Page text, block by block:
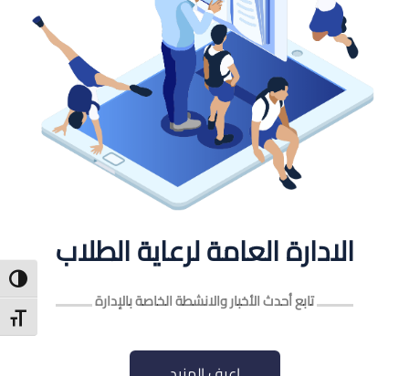
الادارة العامة لرعاية الطلاب
تابع أحدث الأخبار والانشطة الخاصة بالإدارة